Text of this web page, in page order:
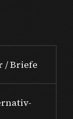
/ Briefe